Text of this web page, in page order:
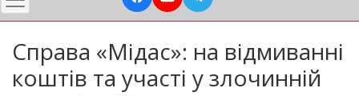
Справа «Мідас»: на відмиванні
коштів та участі у злочинній